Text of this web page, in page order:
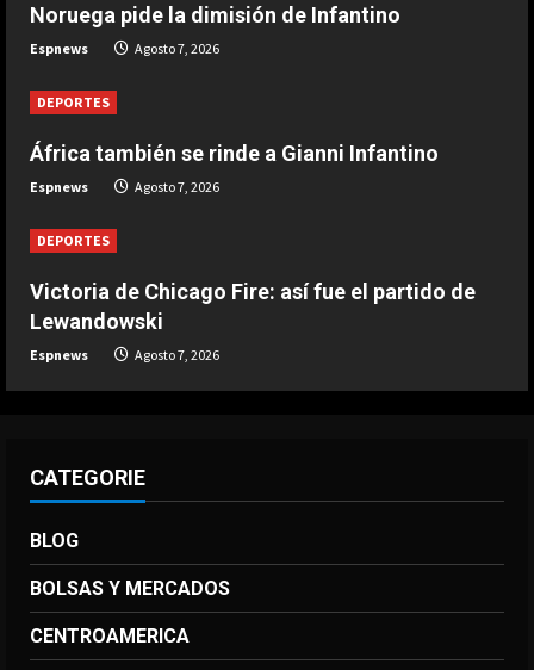
Ivan Toney, acusado de agresión en
una discoteca
DEPORTES
Infantino respira: Argentina le da su
DEPORTES
partido de Lewandowski
Agosto 7, 2026
Noruega pide la dimisión de Infantino
Espnews Agosto 7, 2026
DEPORTES
África también se rinde a Gianni Infantino
Espnews Agosto 7, 2026
DEPORTES
Victoria de Chicago Fire: así fue el partido de
Lewandowski
Espnews Agosto 7, 2026
CATEGORIE
BLOG
BOLSAS Y MERCADOS
CENTROAMERICA